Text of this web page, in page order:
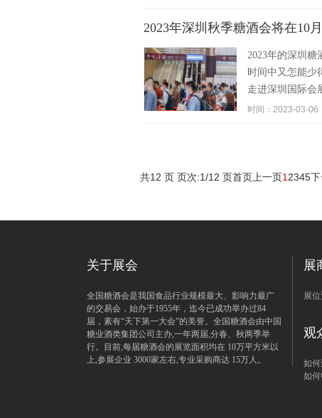
2023年深圳秋季糖酒会将在10
2023年的深圳
时间中又怎能少
走进深圳国际会
时间：2023-03-06
共12 页 页次:1/12 页首页 上一页1 2345
关于展会
全国糖酒会是我国食品行业规模最大、影响力最广
的交易会，始办于1955年，迄今已成功举办过84
届，素有“天下第一大会”的美誉。全国糖酒会由中国
糖业酒类集团公司主办,一年两届,分春、秋两季举
行。目前,每届糖酒会的展览面积均在 10万平方米以
上,参展企业 3000家左右,专业采购商达 15万人。
展
展
观
如
如